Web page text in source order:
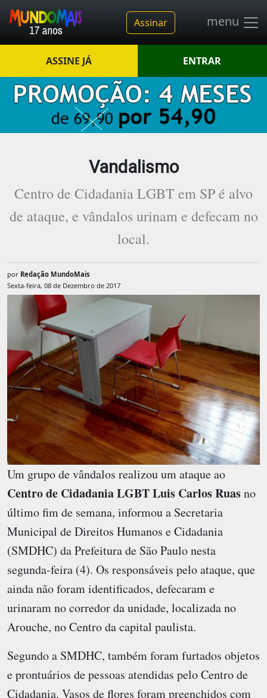
Assinar menu
ASSINE JÁ ENTRAR
Vandalismo
Centro de Cidadania LGBT em SP é alvo
de ataque, e vândalos urinam e defecam no
local.
por Redação MundoMais
Sexta-feira, 08 de Dezembro de 2017
Um grupo de vândalos realizou um ataque ao
Centro de Cidadania LGBT Luis Carlos Ruasno
último fim de semana, informou a Secretaria
Municipal de Direitos Humanos e Cidadania
(SMDHC) da Prefeitura de São Paulo nesta
segunda-feira (4). Os responsáveis pelo ataque, que
ainda não foram identificados, defecaram e
urinaram no corredor da unidade, localizada no
Arouche, no Centro da capital paulista.
Segundo a SMDHC, também foram furtados objetos
e prontuários de pessoas atendidas pelo Centro de
Cidadania. Vasos de flores foram preenchidos com